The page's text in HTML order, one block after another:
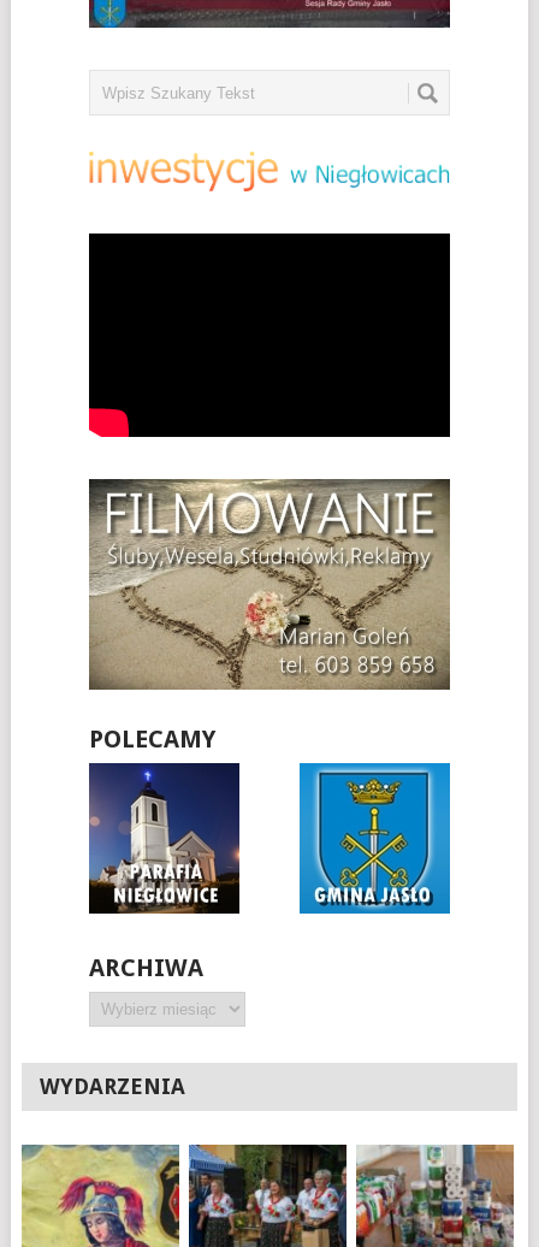
POLECAMY
ARCHIWA
Archiwa
WYDARZENIA